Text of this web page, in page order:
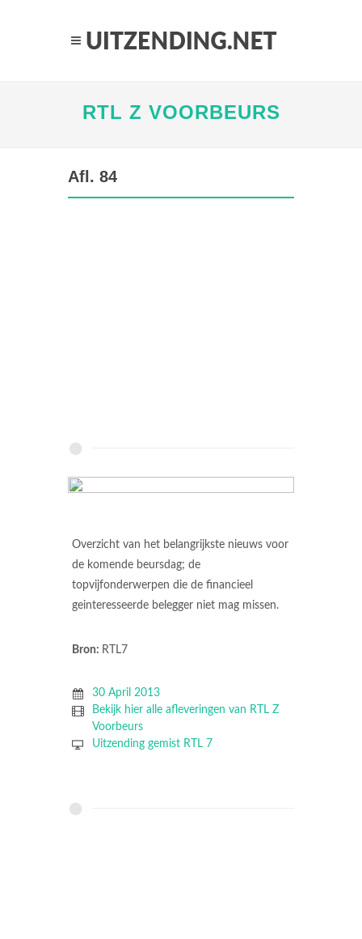
RTL Z VOORBEURS
Afl. 84
Overzicht van het belangrijkste nieuws voor
de komende beursdag; de
topvijfonderwerpen die de financieel
geinteresseerde belegger niet mag missen.
Bron: RTL7
30 April 2013
Bekijk hier alle afleveringen van RTL Z
Voorbeurs
Uitzending gemist RTL 7